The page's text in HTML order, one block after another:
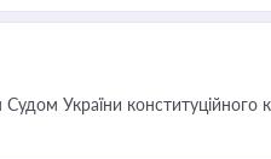
України конституційного